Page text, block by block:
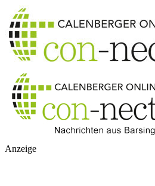
Anzeige